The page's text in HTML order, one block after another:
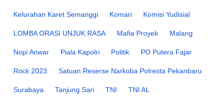
Kelurahan Karet Semanggi Komari Komisi Yudisial
LOMBA ORASI UNJUK RASA Mafia Proyek Malang
Nopi Anwar Piala Kapolri Politik PO Putera Fajar
Rock 2023 Satuan Reserse Narkoba Polresta Pekanbaru
Surabaya Tanjung Sari TNI TNI AL